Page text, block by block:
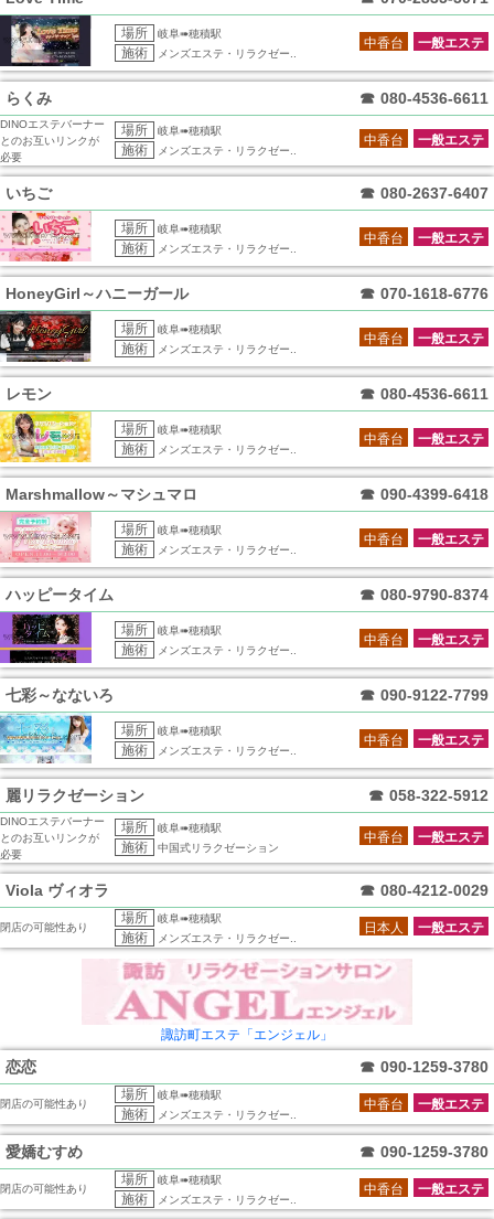
場所 岐阜➠穂積駅
施術 メンズエステ・リラクゼー..
一般エステ
中香台
らくみ ☎ 080-4536-6611
DINOエステバーナー
とのお互いリンクが
必要
場所 岐阜➠穂積駅
施術 メンズエステ・リラクゼー..
一般エステ
中香台
いちご ☎ 080-2637-6407
場所 岐阜➠穂積駅
施術 メンズエステ・リラクゼー..
一般エステ
中香台
HoneyGirl～ハニーガール ☎ 070-1618-6776
場所 岐阜➠穂積駅
施術 メンズエステ・リラクゼー..
一般エステ
中香台
レモン ☎ 080-4536-6611
場所 岐阜➠穂積駅
施術 メンズエステ・リラクゼー..
一般エステ
中香台
Marshmallow～マシュマロ ☎ 090-4399-6418
場所 岐阜➠穂積駅
施術 メンズエステ・リラクゼー..
一般エステ
中香台
ハッピータイム ☎ 080-9790-8374
場所 岐阜➠穂積駅
施術 メンズエステ・リラクゼー..
一般エステ
中香台
七彩～なないろ ☎ 090-9122-7799
場所 岐阜➠穂積駅
施術 メンズエステ・リラクゼー..
一般エステ
中香台
麗リラクゼーション ☎ 058-322-5912
DINOエステバーナー
とのお互いリンクが
必要
場所 岐阜➠穂積駅
施術 中国式リラクゼーション
一般エステ
中香台
Viola ヴィオラ ☎ 080-4212-0029
閉店の可能性あり
場所 岐阜➠穂積駅
施術 メンズエステ・リラクゼー..
一般エステ
日本人
諏訪町エステ「エンジェル」
恋恋 ☎ 090-1259-3780
閉店の可能性あり
場所 岐阜➠穂積駅
施術 メンズエステ・リラクゼー..
一般エステ
中香台
愛嬌むすめ ☎ 090-1259-3780
閉店の可能性あり
場所 岐阜➠穂積駅
施術 メンズエステ・リラクゼー..
一般エステ
中香台